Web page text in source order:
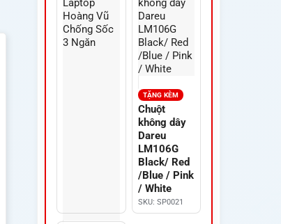
TẶNG KÈM
Chuột
không dây
Dareu
LM106G
Black/ Red
/Blue / Pink
/ White
SKU: SP0021